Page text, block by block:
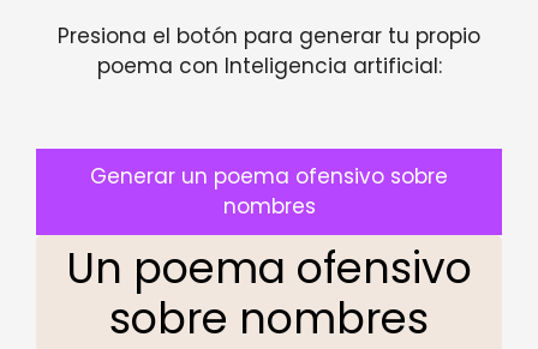
Presiona el botón para generar tu propio
poema con Inteligencia artificial:
Generar un poema ofensivo sobre
nombres
Un poema ofensivo
sobre nombres